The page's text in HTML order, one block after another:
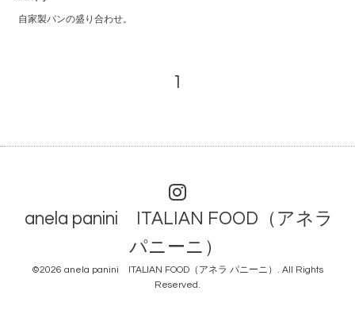
自家製パンの盛り合わせ。
1
anela panini ITALIAN FOOD（アネラ
パニーニ）
©2026 anela panini ITALIAN FOOD（アネラ パニーニ） . All Rights
Reserved.